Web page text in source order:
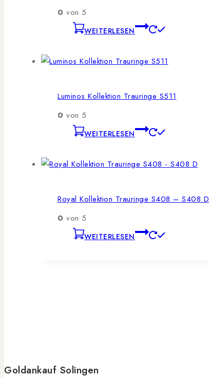
0 von 5
WEITERLESEN
Luminos Kollektion Trauringe S511
0 von 5
WEITERLESEN
Royal Kollektion Trauringe S408 – S408 D
0 von 5
WEITERLESEN
Goldankauf Solingen